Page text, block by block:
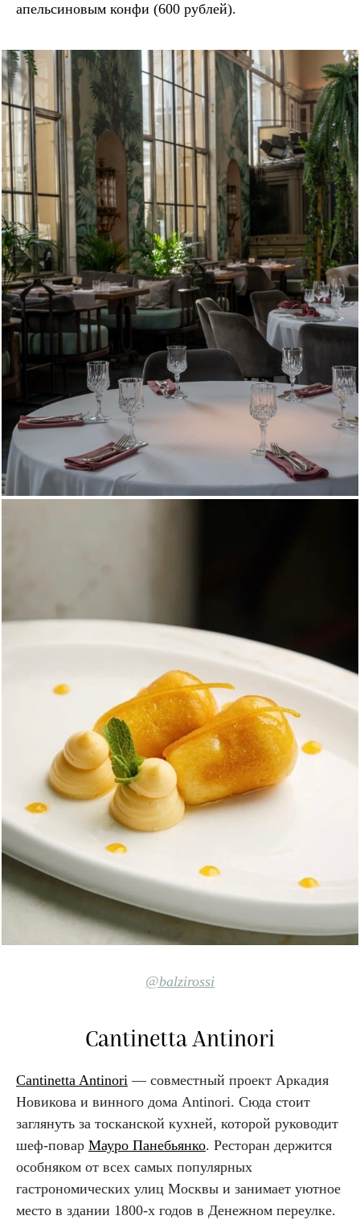
апельсиновым конфи (600 рублей).
@balzirossi
Cantinetta Antinori
Cantinetta Antinori — совместный проект Аркадия
Новикова и винного дома Antinori. Сюда стоит
заглянуть за тосканской кухней, которой руководит
шеф-повар Мауро Панебьянко. Ресторан держится
особняком от всех самых популярных
гастрономических улиц Москвы и занимает уютное
место в здании 1800-х годов в Денежном переулке.